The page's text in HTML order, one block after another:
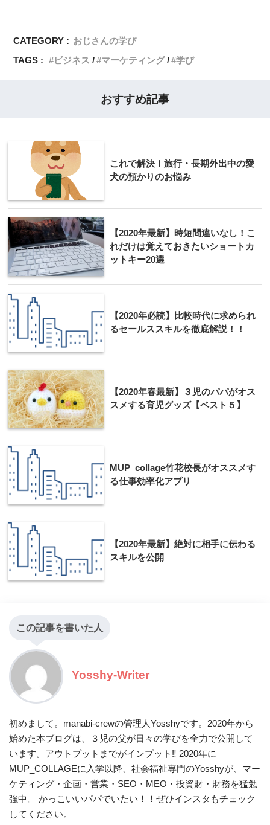
CATEGORY : おじさんの学び
TAGS :
ビジネス マーケティング 学び
おすすめ記事
これで解決！旅行・長期外出中の愛
犬の預かりのお悩み
【2020年最新】時短間違いなし！こ
れだけは覚えておきたいショートカ
ットキー20選
【2020年必読】比較時代に求められ
るセールススキルを徹底解説！！
【2020年春最新】３児のパパがオス
スメする育児グッズ【ベスト５】
MUP_collage竹花校長がオススメす
る仕事効率化アプリ
【2020年最新】絶対に相手に伝わる
スキルを公開
この記事を書いた人
Yosshy-Writer
初めまして。manabi-crewの管理人Yosshyです。2020年から
始めた本ブログは、３児の父が日々の学びを全力で公開して
います。アウトプットまでがインプット‼ 2020年に
MUP_COLLAGEに入学以降、社会福祉専門のYosshyが、マー
ケティング・企画・営業・SEO・MEO・投資財・財務を猛勉
強中。 かっこいいパパでいたい！！ぜひインスタもチェック
してください。